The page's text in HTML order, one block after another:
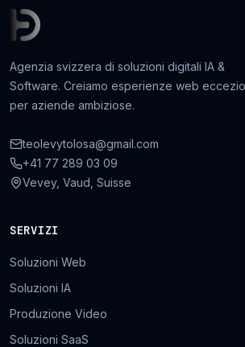
Agenzia svizzera di soluzioni digitali IA &
Software. Creiamo esperienze web
per aziende ambiziose.
teolevytolosa@gmail.com
+41 77 289 03 09
Vevey, Vaud, Suisse
SERVIZI
Soluzioni Web
Soluzioni IA
Produzione Video
Soluzioni SaaS